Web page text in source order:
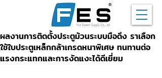
ผลงานการติดตั้งประตูม้วนระบบมือดึง ราเลือก
ใช้ใบประตูเหล็กกล้าเกรดหนาพิเศษ ทนทานต่อ
แรงกระแทกและการงัดแงะได้ดีเยี่ยม